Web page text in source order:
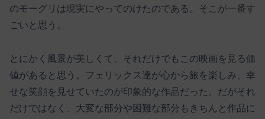
のモーグリは現実にやってのけたのである。そこが一番す
ごいと思う。
とにかく風景が美しくて、それだけでもこの映画を見る価
値があると思う。フェリックス達が心から旅を楽しみ、幸
せな笑顔を見せていたのが印象的な作品だった。だがそれ
だけではなく、大変な部分や困難な部分もきちんと作品に